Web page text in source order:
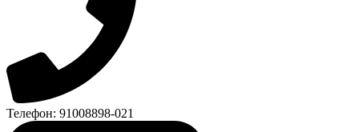
Телефон: 91008898-021